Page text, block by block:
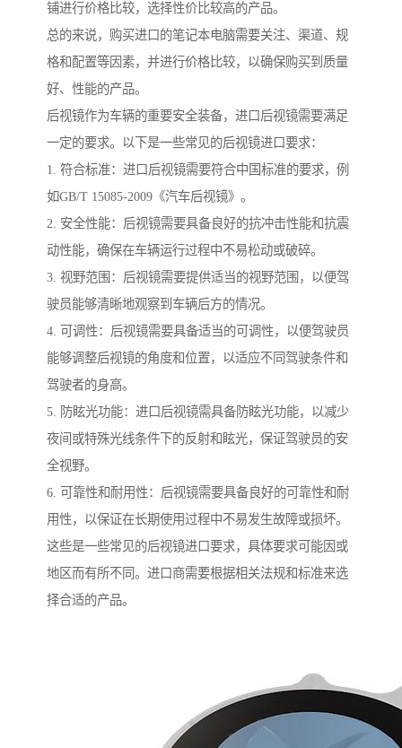
铺进行价格比较，选择性价比较高的产品。
总的来说，购买进口的笔记本电脑需要关注、渠道、规
格和配置等因素，并进行价格比较，以确保购买到质量
好、性能的产品。
后视镜作为车辆的重要安全装备，进口后视镜需要满足
一定的要求。以下是一些常见的后视镜进口要求：
1. 符合标准：进口后视镜需要符合中国标准的要求，例
如GB/T 15085-2009《汽车后视镜》。
2. 安全性能：后视镜需要具备良好的抗冲击性能和抗震
动性能，确保在车辆运行过程中不易松动或破碎。
3. 视野范围：后视镜需要提供适当的视野范围，以便驾
驶员能够清晰地观察到车辆后方的情况。
4. 可调性：后视镜需要具备适当的可调性，以便驾驶员
能够调整后视镜的角度和位置，以适应不同驾驶条件和
驾驶者的身高。
5. 防眩光功能：进口后视镜需具备防眩光功能，以减少
夜间或特殊光线条件下的反射和眩光，保证驾驶员的安
全视野。
6. 可靠性和耐用性：后视镜需要具备良好的可靠性和耐
用性，以保证在长期使用过程中不易发生故障或损坏。
这些是一些常见的后视镜进口要求，具体要求可能因或
地区而有所不同。进口商需要根据相关法规和标准来选
择合适的产品。